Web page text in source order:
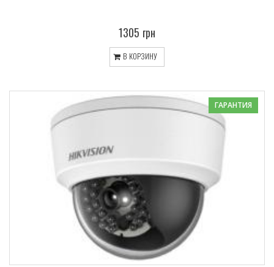
1305 грн
В КОРЗИНУ
ГАРАНТИЯ